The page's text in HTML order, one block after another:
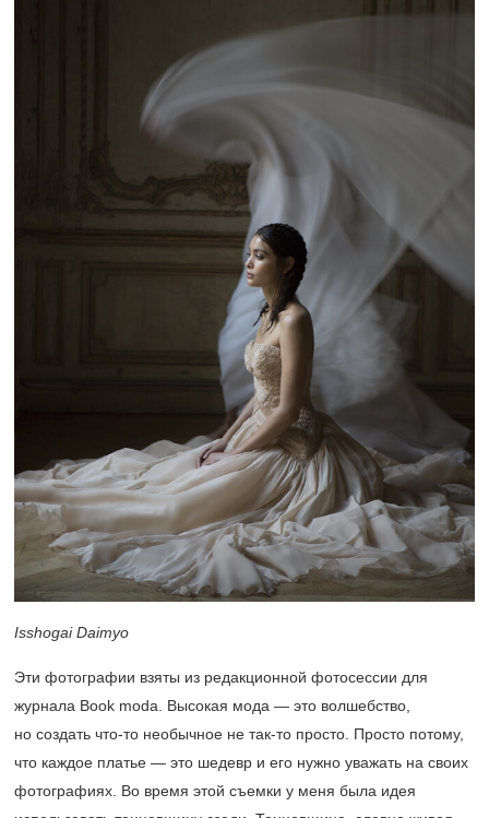
Isshogai Daimyo
Эти фотографии взяты из редакционной фотосессии для
журнала Book moda. Высокая мода — это волшебство,
но создать что-то необычное не так-то просто. Просто потому,
что каждое платье — это шедевр и его нужно уважать на своих
фотографиях. Во время этой съемки у меня была идея